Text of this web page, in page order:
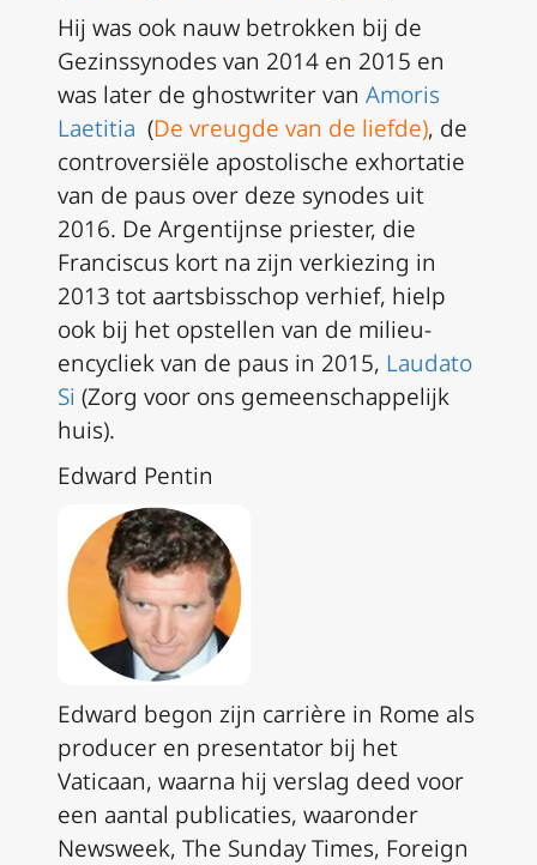
Hij was ook nauw betrokken bij de
Gezinssynodes van 2014 en 2015 en
was later de ghostwriter van Amoris
Laetitia (De vreugde van de liefde), de
controversiële apostolische exhortatie
van de paus over deze synodes uit
2016. De Argentijnse priester, die
Franciscus kort na zijn verkiezing in
2013 tot aartsbisschop verhief, hielp
ook bij het opstellen van de milieu-
encycliek van de paus in 2015, Laudato
Si (Zorg voor ons gemeenschappelijk
huis).
Edward Pentin
Edward begon zijn carrière in Rome als
producer en presentator bij het
Vaticaan, waarna hij verslag deed voor
een aantal publicaties, waaronder
Newsweek, The Sunday Times, Foreign